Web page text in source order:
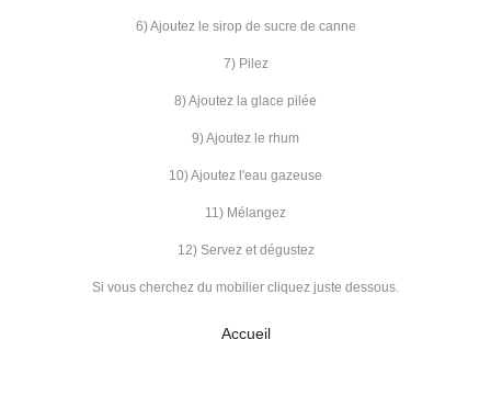
6) Ajoutez le sirop de sucre de canne
7) Pilez
8) Ajoutez la glace pilée
9) Ajoutez le rhum
10) Ajoutez l'eau gazeuse
11) Mélangez
12) Servez et dégustez
Si vous cherchez du mobilier cliquez juste dessous.
Accueil